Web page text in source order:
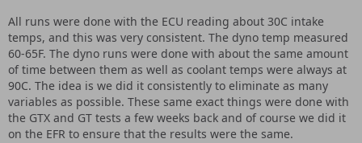
All runs were done with the ECU reading about 30C intake
temps, and this was very consistent. The dyno temp measured
60-65F. The dyno runs were done with about the same amount
of time between them as well as coolant temps were always at
90C. The idea is we did it consistently to eliminate as many
variables as possible. These same exact things were done with
the GTX and GT tests a few weeks back and of course we did it
on the EFR to ensure that the results were the same.